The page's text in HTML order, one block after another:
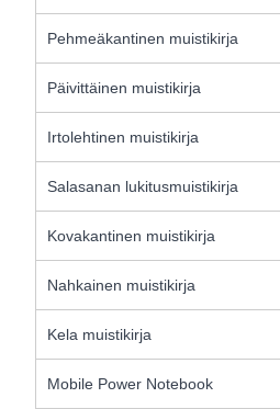
Pehmeäkantinen muistikirja
Päivittäinen muistikirja
Irtolehtinen muistikirja
Salasanan lukitusmuistikirja
Kovakantinen muistikirja
Nahkainen muistikirja
Kela muistikirja
Mobile Power Notebook